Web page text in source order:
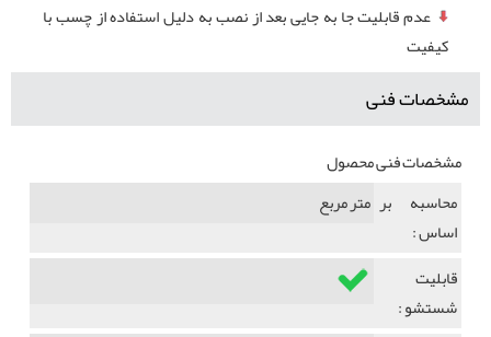
عدم قابلیت جا به جایی بعد از نصب به دلیل استفاده از چسب با
کیفیت
مشخصات فنی
مشخصات فنی محصول
محاسبه بر
اساس :
متر مربع
قابلیت
شستشو :